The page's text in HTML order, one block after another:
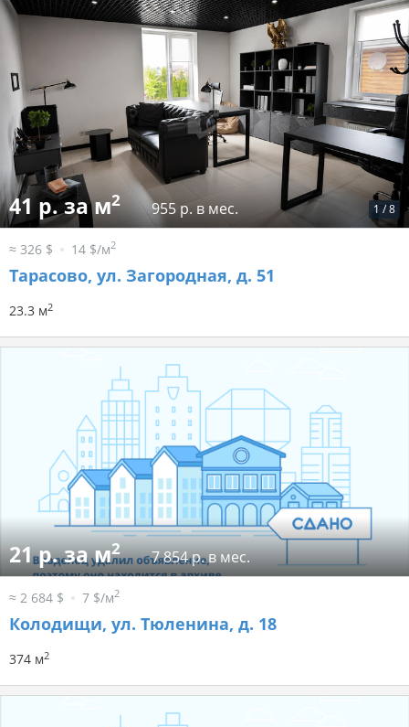
1 /8
41 р. за м2 955 р. в мес.
≈ 326 $ 14 $/м2
Тарасово, ул. Загородная, д. 51
23.3 м2
21 р. за м2 7 854 р. в мес.
≈ 2 684 $ 7 $/м2
Колодищи, ул. Тюленина, д. 18
374 м2